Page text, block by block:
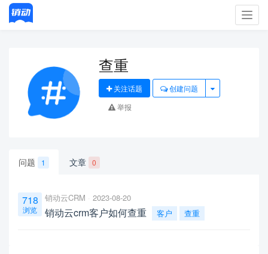
查重
关注话题
创建问题
举报
问题 1 文章 0
718
浏览
销动云CRM 2023-08-20
销动云crm客户如何查重 客户 查重